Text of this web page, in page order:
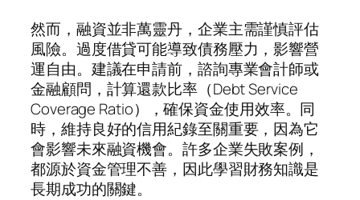
然而，融資並非萬靈丹，企業主需謹慎評估
風險。過度借貸可能導致債務壓力，影響營
運自由。建議在申請前，諮詢專業會計師或
金融顧問，計算還款比率（Debt Service
Coverage Ratio），確保資金使用效率。同
時，維持良好的信用紀錄至關重要，因為它
會影響未來融資機會。許多企業失敗案例，
都源於資金管理不善，因此學習財務知識是
長期成功的關鍵。